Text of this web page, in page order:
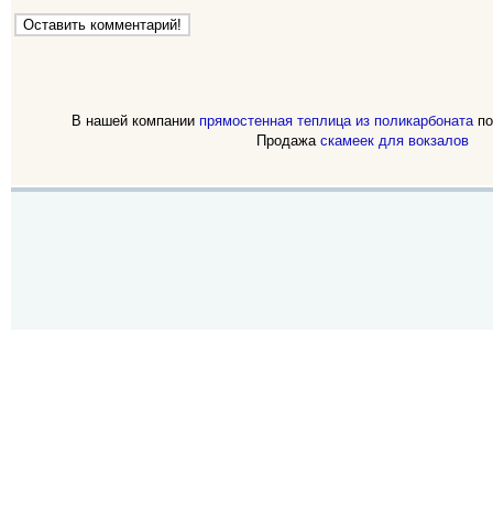
В нашей компании прямостенная теплица из поликарбонатапо
Продажа скамеек для вокзалов